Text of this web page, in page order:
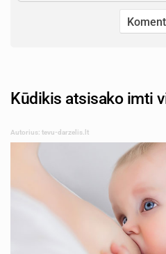
Kūdikis atsisako imti
Autorius: tevu-darzelis.lt